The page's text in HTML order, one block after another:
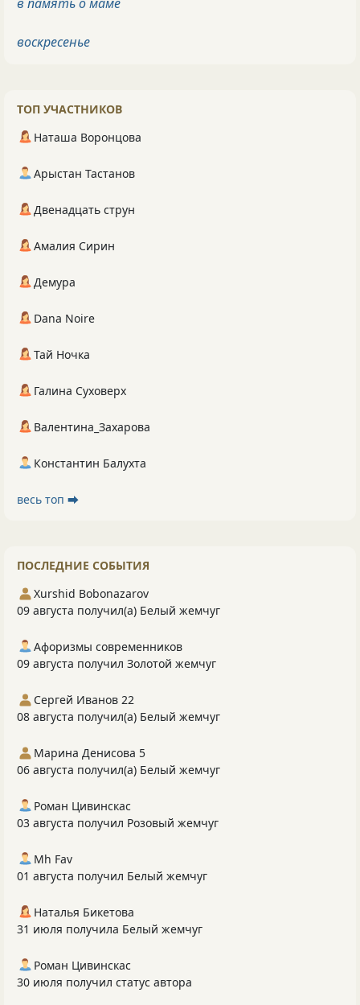
воскресенье
ТОП УЧАСТНИКОВ
Наташа Воронцова
Арыстан Тастанов
Двенадцать струн
Амалия Сирин
Демура
Dana Noire
Тай Ночка
Галина Суховерх
Валентина_Захарова
Константин Балухта
весь топ ⮕
ПОСЛЕДНИЕ СОБЫТИЯ
Xurshid Bobonazarov
09 августа получил(а) Белый жемчуг
Афоризмы современников
09 августа получил Золотой жемчуг
Сергей Иванов 22
08 августа получил(а) Белый жемчуг
Марина Денисова 5
06 августа получил(а) Белый жемчуг
Роман Цивинскас
03 августа получил Розовый жемчуг
Mh Fav
01 августа получил Белый жемчуг
Наталья Бикетова
31 июля получила Белый жемчуг
Роман Цивинскас
30 июля получил статус автора